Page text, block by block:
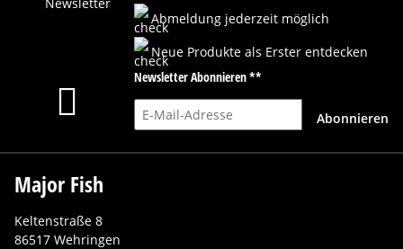
Abmeldung jederzeit möglich
Neue Produkte als Erster entdecken
Newsletter Abonnieren **
E-Mail-Adresse
Abonnieren
Major Fish
Keltenstraße 8
86517 Wehringen